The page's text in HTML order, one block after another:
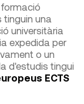
tinguin una
universitària
expedida per
o un
d'estudis tingui
ECTS